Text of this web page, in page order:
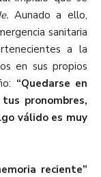
Aunado a ello,
sanitaria
a la
en sus propios
“Quedarse en
pronombres,
válido es muy
reciente”